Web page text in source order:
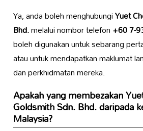
Ya, anda boleh menghubungiYuet
Bhd.melalui nombor telefon+60 7-
boleh digunakan untuk sebarang
atau untuk mendapatkan maklumat
dan perkhidmatan mereka.
Apakah yang membezakan
Goldsmith Sdn. Bhd.daripada
Malaysia?